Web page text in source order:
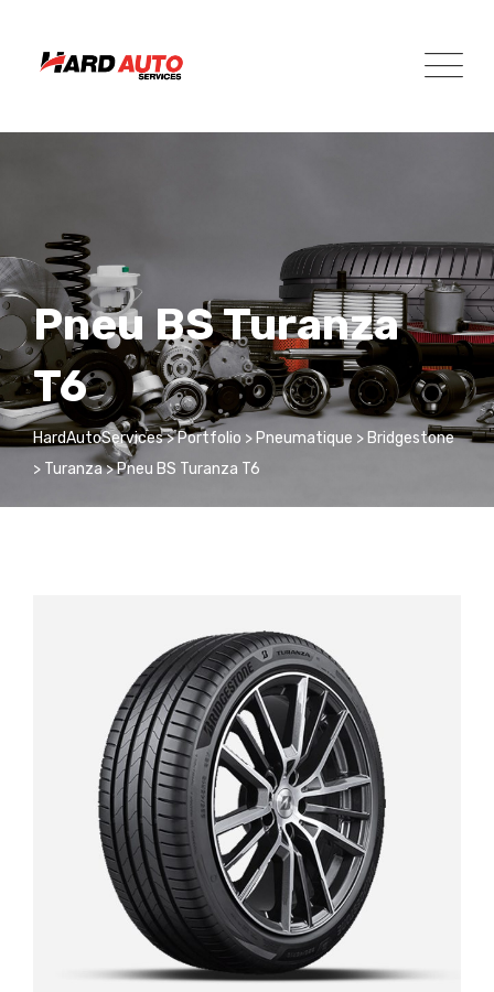
Pneu BS Turanza
T6
HardAutoServices>Portfolio > Pneumatique > Bridgestone
> Turanza>Pneu BS Turanza T6